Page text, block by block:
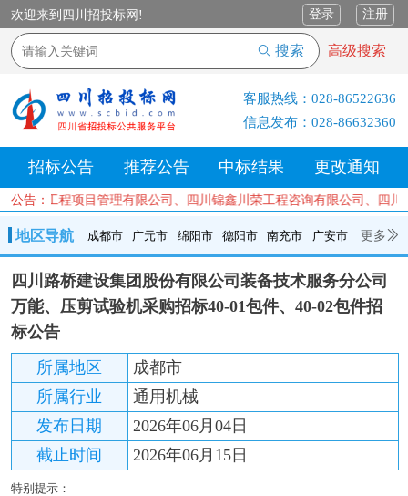
欢迎来到四川招投标网! 登录 注册
搜索 高级搜索
客服热线： 028-86522636
信息发布： 028-86632360
招标公告 推荐公告 中标结果 更改通知
公告：工程项目管理有限公司、四川锦鑫川荣工程咨询有限公司
地区导航 成都市 广元市 绵阳市 德阳市 南充市 广安市 更多
成都市 广元市 绵阳市 德阳市 南充市 广安市
遂宁市
内江市
乐山市 自贡市 泸州市 宜宾市 攀枝花
巴中市
达州市
四川路桥建设集团股份有限公司装备技术服务分公司
万能、压剪试验机采购招标40-01包件、40-02包件招
标公告
所属地区
成都市
所属行业
通用机械
发布日期
2026年06月04日
截止时间
2026年06月15日
特别提示：